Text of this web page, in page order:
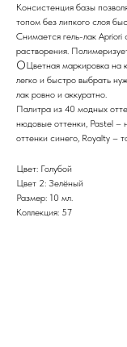
Консистенция базы
топом без липкого слоя
Снимается гель-лак
растворения.
⚪️Цветная маркировка на
легко и быстро выбрать
лак ровно и аккуратно.
Палитра из 40 модных
нюдовые оттенки, Pastel –
оттенки синего, Royalty –
Цвет: Голубой
Цвет 2: Зелёный
Размер: 10 мл.
Коллекция: 57